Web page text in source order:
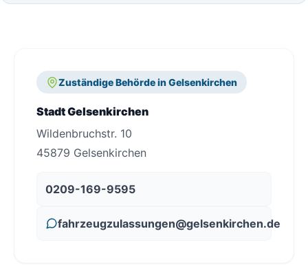
Zuständige Behörde in Gelsenkirchen
Stadt Gelsenkirchen
Wildenbruchstr. 10
45879 Gelsenkirchen
0209-169-9595
fahrzeugzulassungen@gelsenkirchen.de